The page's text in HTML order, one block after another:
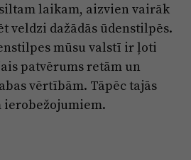
Viedokļi
Dzīve un ticība
Ekonomika
Krimināli
laikam, aizvien vairāk
veldzi dažādās ūdenstilpēs.
mūsu valstī ir ļoti
patvērums retām un
vērtībām. Tāpēc tajās
ierobežojumiem.